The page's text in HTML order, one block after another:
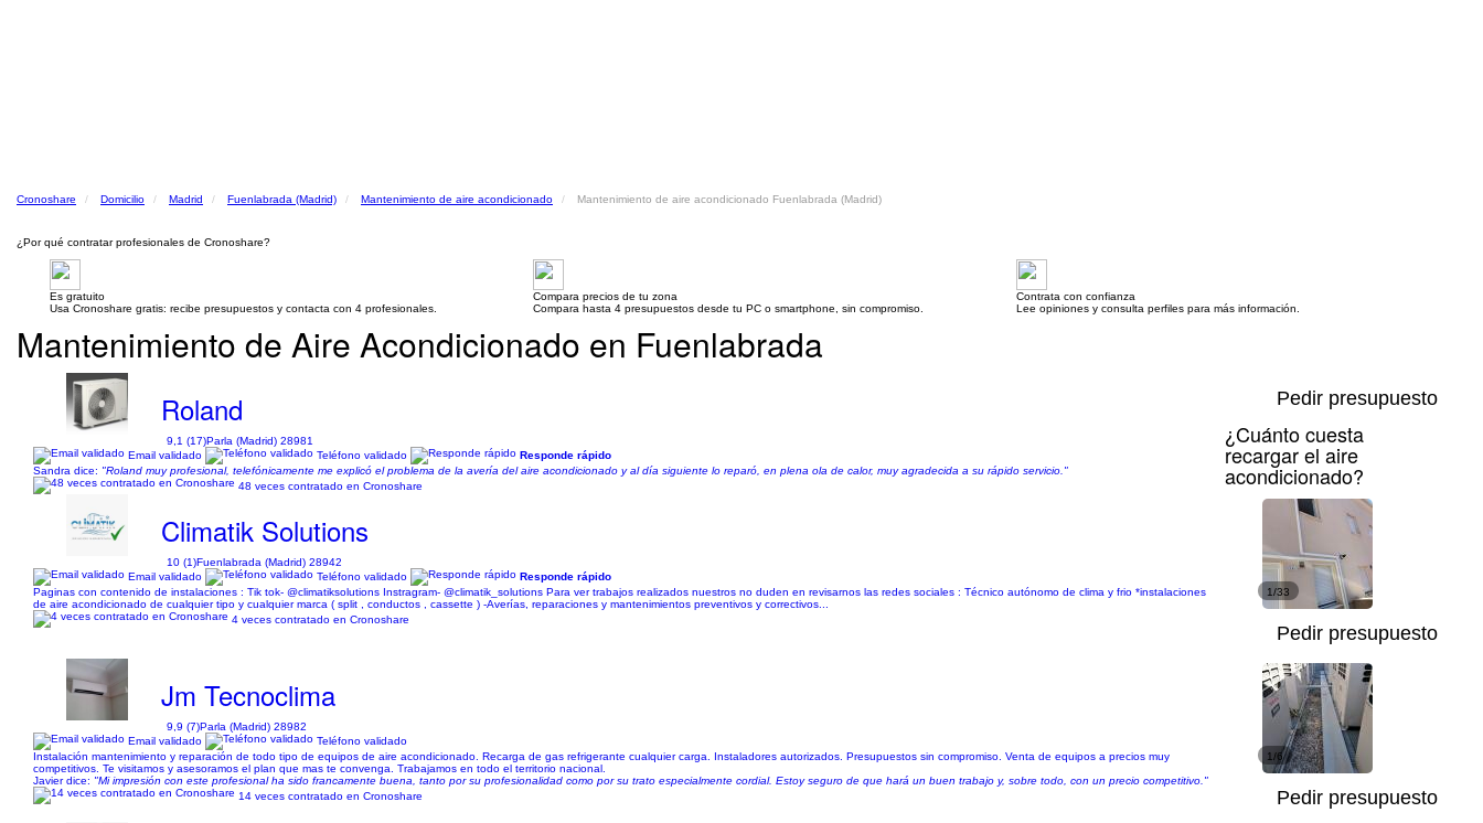
Cronoshare Domicilio Madrid Fuenlabrada (Madrid) Mantenimiento de aire acondicionado Mantenimiento de aire acondicionado Fuenlabrada (Madrid)
¿Por qué contratar profesionales de Cronoshare?
Es gratuito
Usa Cronoshare gratis: recibe presupuestos y contacta con 4 profesionales.
Compara precios de tu zona
Compara hasta 4 presupuestos desde tu PC o smartphone, sin compromiso.
Contrata con confianza
Lee opiniones y consulta perfiles para más información.
Mantenimiento de Aire Acondicionado en Fuenlabrada
Roland
9,1 (17)Parla (Madrid) 28981
Email validado
Teléfono validado
Responde rápido
Sandra dice: "Roland muy profesional, telefónicamente me explicó el problema de la avería del aire acondicionado y al día siguiente lo reparó, en plena ola de calor, muy agradecida a su rápido servicio."
48 veces contratado en Cronoshare
Pedir presupuesto
Climatik Solutions
10 (1)Fuenlabrada (Madrid) 28942
Email validado
Teléfono validado
Responde rápido
Paginas con contenido de instalaciones : Tik tok- @climatiksolutions Instragram- @climatik_solutions Para ver trabajos realizados nuestros no duden en revisarnos las redes sociales : Técnico autónomo de clima y frio *instalaciones
de aire acondicionado de cualquier tipo y cualquier marca ( split , conductos , cassette ) -Averías, reparaciones y mantenimientos preventivos y correctivos...
4 veces contratado en Cronoshare
1/33
Pedir presupuesto
Jm Tecnoclima
9,9 (7)Parla (Madrid) 28982
Email validado
Teléfono validado
Instalación mantenimiento y reparación de todo tipo de equipos de aire acondicionado. Recarga de gas refrigerante cualquier carga. Instaladores autorizados. Presupuestos sin compromiso. Venta de equipos a precios muy
competitivos. Te visitamos y asesoramos el plan que mas te convenga. Trabajamos en todo el territorio nacional.
Javier dice: "Mi impresión con este profesional ha sido francamente buena, tanto por su profesionalidad como por su trato especialmente cordial. Estoy seguro de que hará un buen trabajo y, sobre todo, con un precio competitivo."
14 veces contratado en Cronoshare
1/6
Pedir presupuesto
¿Cuánto cuesta
recargar el aire
acondicionado?